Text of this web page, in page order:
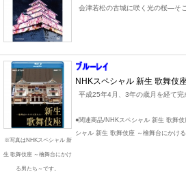
会津若松の古城に咲く光の桜―そ
※写真はNHKスペシャル 新
生 歌舞伎座 ～檜舞台にかけ
る男たち～です。
NHKスペシャル 新生 歌舞伎
平成25年4月、3年の歳月を経て完
●関連商品/NHKスペシャル 新生 歌舞
シャル 新生 歌舞伎座 ～檜舞台にかけ